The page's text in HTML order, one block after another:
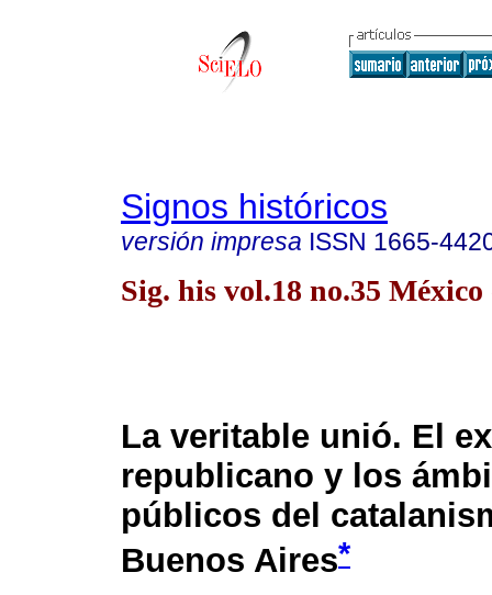
Signos históricos
versión impresa ISSN 1665-
Sig. his vol.18 no.35
La veritable unió. El
republicano y los
públicos del
Buenos Aires*